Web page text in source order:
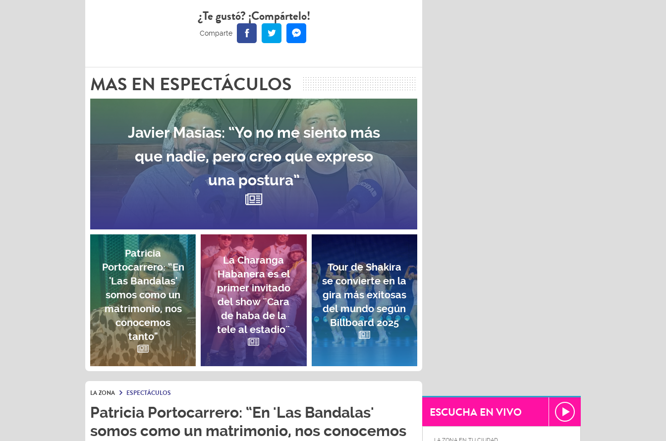
¿Te gustó? ¡Compártelo!
MAS EN ESPECTÁCULOS
Javier Masías: “Yo no me siento más
que nadie, pero creo que expreso
una postura”
Patricia
Portocarrero: “En
'Las Bandalas'
somos como un
matrimonio, nos
conocemos
tanto"
La Charanga
Habanera es el
primer invitado
del show ¨Cara
de haba de la
tele al estadio¨
Tour de Shakira
se convierte en la
gira más exitosas
del mundo según
Billboard 2025
LA ZONA ESPECTÁCULOS
Patricia Portocarrero: “En 'Las Bandalas'
somos como un matrimonio, nos conocemos
ESCUCHA EN VIVO